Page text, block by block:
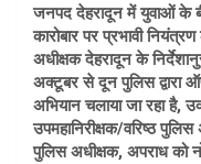
जनपद देहरादून में युवाओं के
कारोबार पर प्रभावी
अधीक्षक देहरादून के
अक्टूबर से दून पुलिस द्वारा
अभियान चलाया जा रहा है,
उपमहानिरीक्षक/वरिष्ठ
पुलिस अधीक्षक, अपराध को